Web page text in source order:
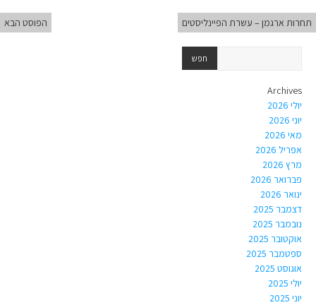
תחרות ארגמן – עשרת הפיינליסטים הפוסט הבא
Archives
יולי 2026
יוני 2026
מאי 2026
אפריל 2026
מרץ 2026
פברואר 2026
ינואר 2026
דצמבר 2025
נובמבר 2025
אוקטובר 2025
ספטמבר 2025
אוגוסט 2025
יולי 2025
יוני 2025